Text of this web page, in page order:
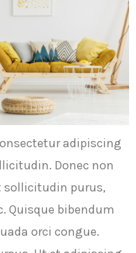
adipiscing
Donec non
sollicitudin purus,
Quisque bibendum
orci congue.